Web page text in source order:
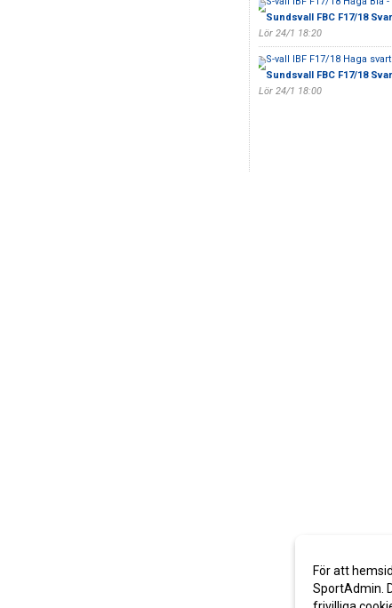
Sundsvall FBC F17/18
Lör 24/1 18:20
S-vall IBF F17/18 Haga svart
Sundsvall FBC F17/18
Lör 24/1 18:00
För att
SportAdmin.